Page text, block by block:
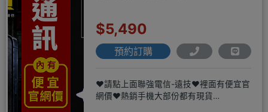
$5,490
預約訂購
❤️請點上面聯強電信-遠技❤️裡面有便宜官
網價❤️熱銷手機大部份都有現貨